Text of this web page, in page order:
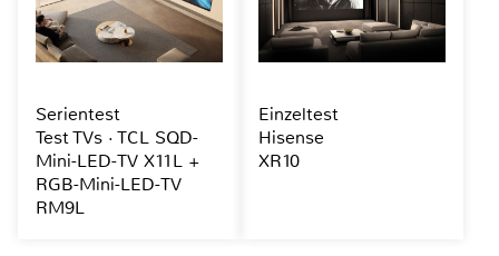
Serientest
Test TVs · TCL SQD-
Mini-LED-TV X11L +
RGB-Mini-LED-TV
RM9L
Einzeltest
Hisense
XR10